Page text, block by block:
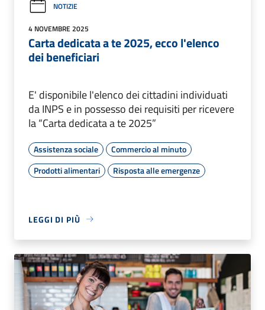
NOTIZIE
4 NOVEMBRE 2025
Carta dedicata a te 2025, ecco l'elenco
dei beneficiari
E' disponibile l'elenco dei cittadini individuati
da INPS e in possesso dei requisiti per ricevere
la “Carta dedicata a te 2025”
Assistenza sociale
Commercio al minuto
Prodotti alimentari
Risposta alle emergenze
LEGGI DI PIÙ